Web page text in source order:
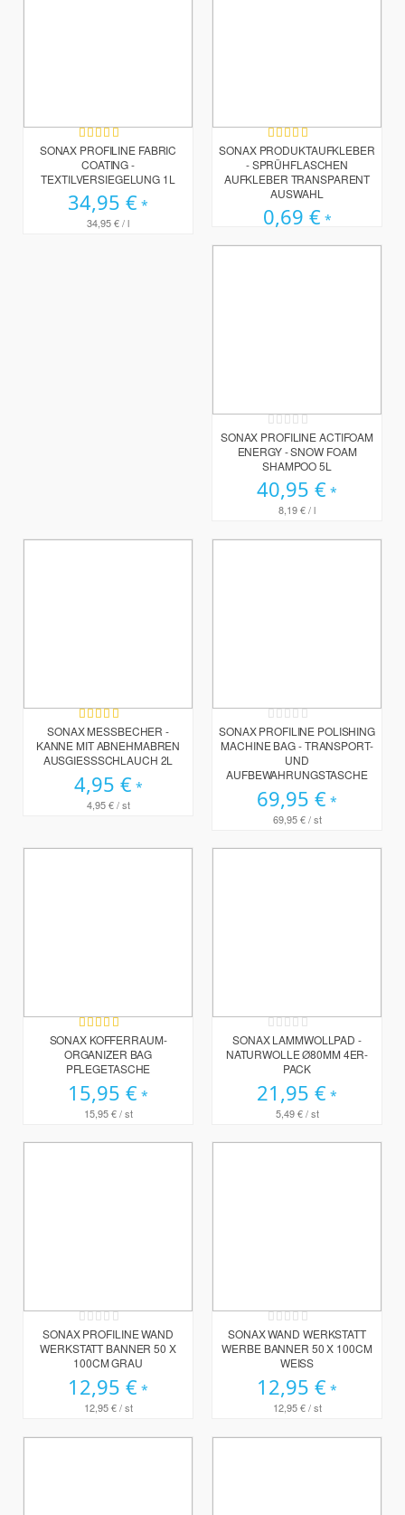
Bewertung:
100%
SONAX PROFILINE FABRIC
COATING -
TEXTILVERSIEGELUNG 1L
34,95 €
34,95 €/ l
Bewertung:
100%
SONAX PRODUKTAUFKLEBER
- SPRÜHFLASCHEN
AUFKLEBER TRANSPARENT
AUSWAHL
0,69 €
Rating:
0%
SONAX PROFILINE ACTIFOAM
ENERGY - SNOW FOAM
SHAMPOO 5L
40,95 €
8,19 €/ l
Bewertung:
100%
SONAX MESSBECHER -
KANNE MIT ABNEHMABREN
AUSGIESSSCHLAUCH 2L
4,95 €
4,95 €/ st
Rating:
0%
SONAX PROFILINE POLISHING
MACHINE BAG - TRANSPORT-
UND
AUFBEWAHRUNGSTASCHE
69,95 €
69,95 €/ st
Bewertung:
80%
SONAX KOFFERRAUM-
ORGANIZER BAG
PFLEGETASCHE
15,95 €
15,95 €/ st
Rating:
0%
SONAX LAMMWOLLPAD -
NATURWOLLE Ø80MM 4ER-
PACK
21,95 €
5,49 €/ st
Rating:
0%
SONAX PROFILINE WAND
WERKSTATT BANNER 50 X
100CM GRAU
12,95 €
12,95 €/ st
Rating:
0%
SONAX WAND WERKSTATT
WERBE BANNER 50 X 100CM
WEISS
12,95 €
12,95 €/ st